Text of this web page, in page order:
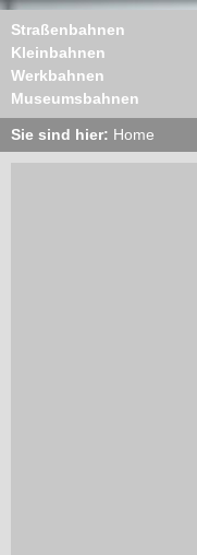
Straßenbahnen
Kleinbahnen
Werkbahnen
Museumsbahnen
Sie sind hier: Home